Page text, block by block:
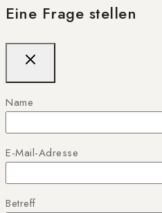
Eine Frage stellen
Name
E-Mail-Adresse
Betreff